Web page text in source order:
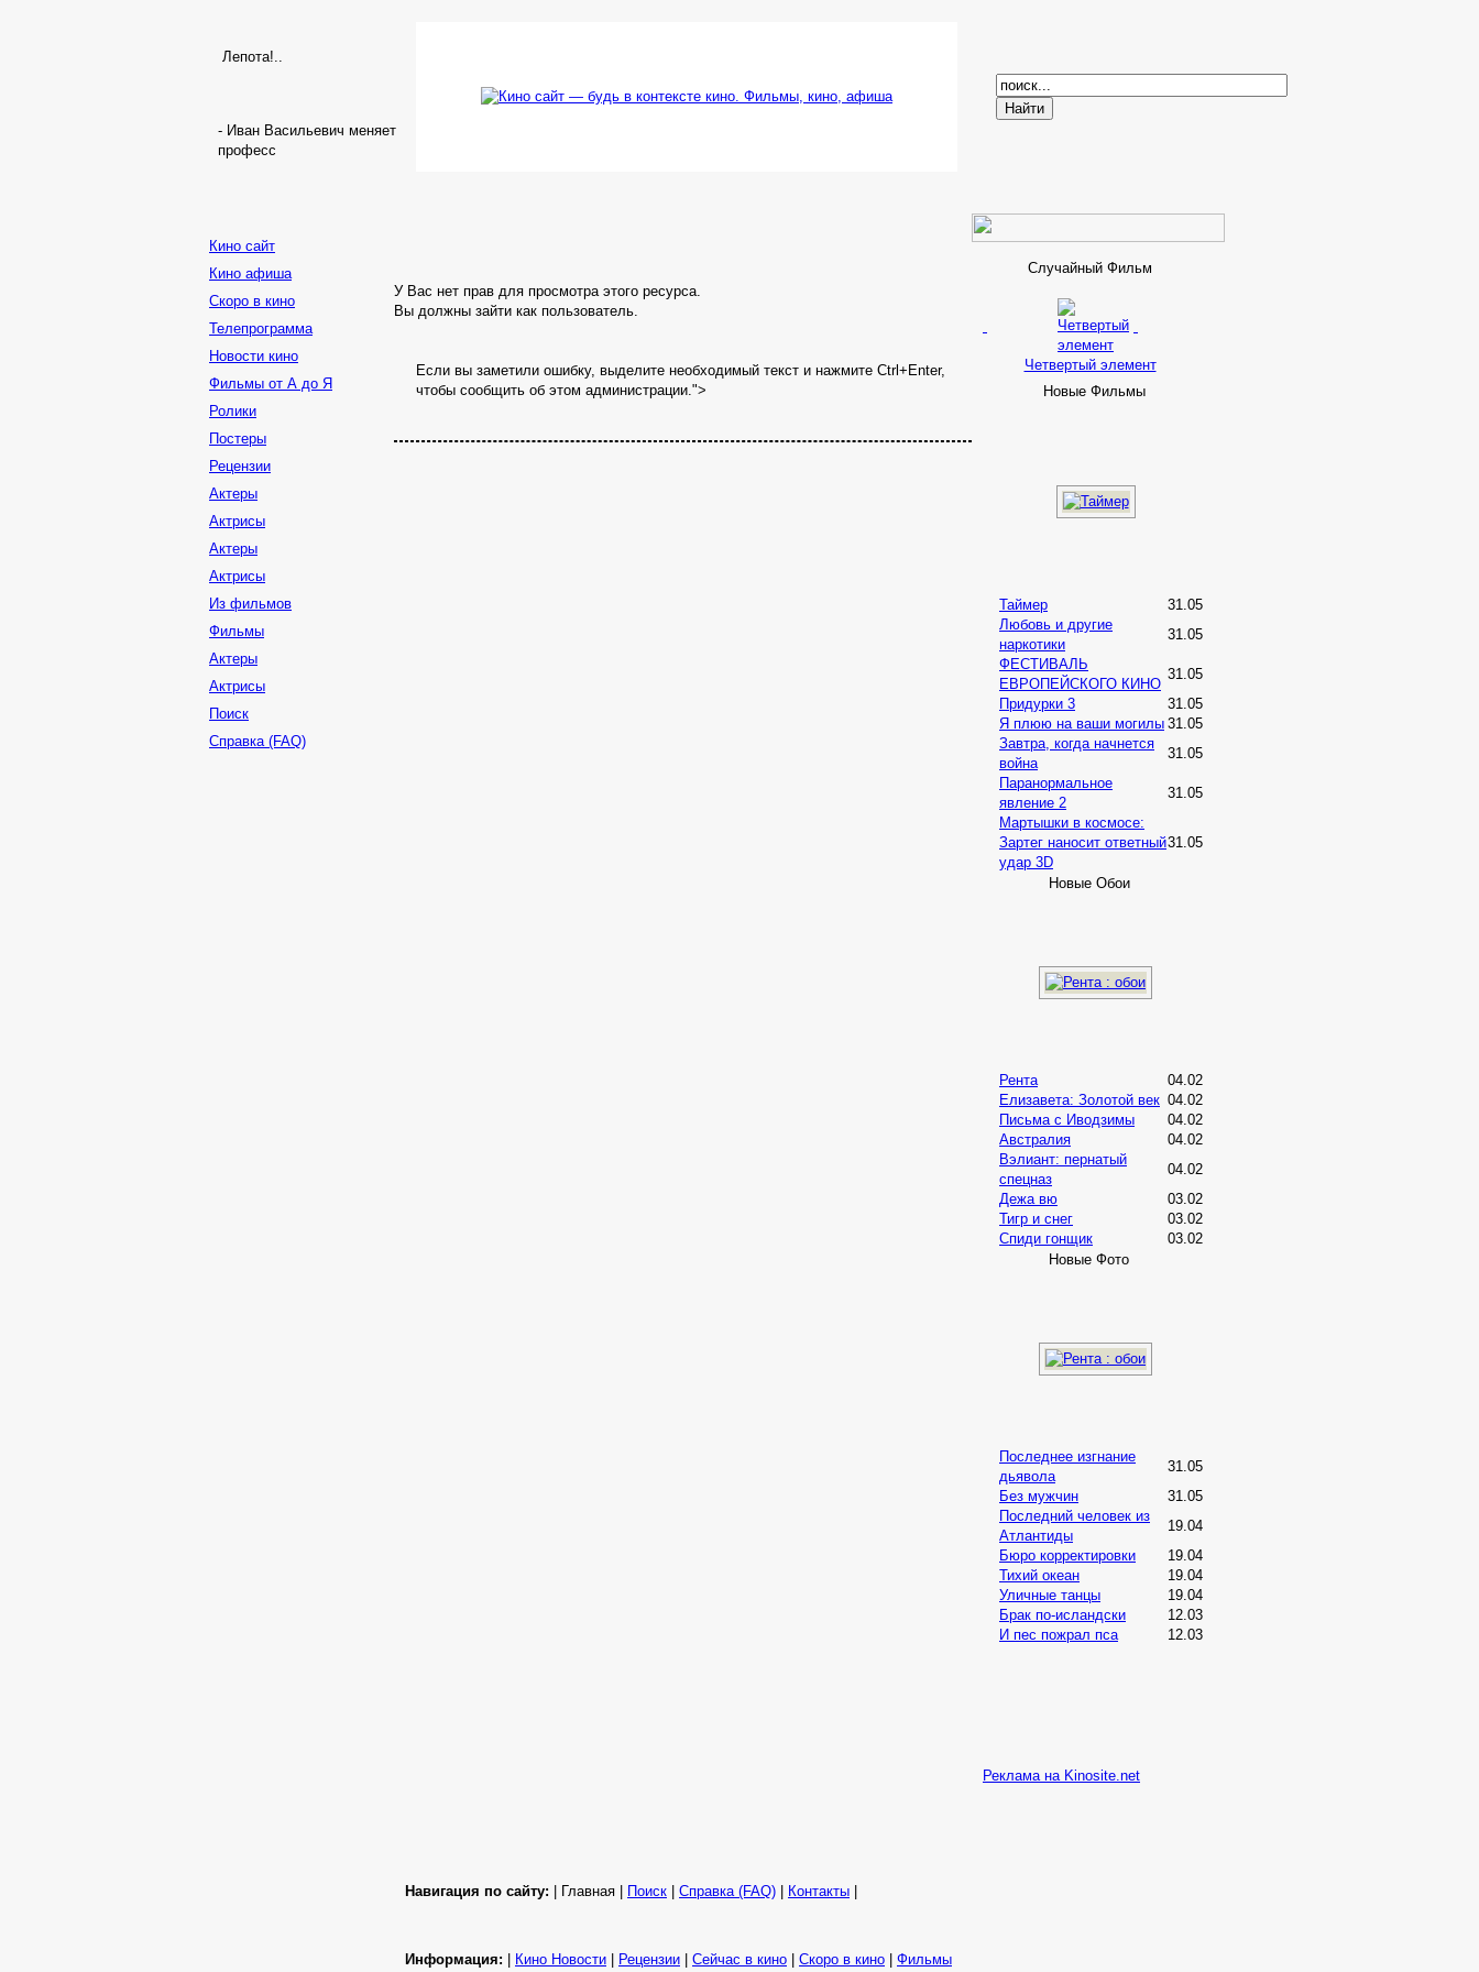
Лепота!..
- Иван Васильевич меняет
професс
Кино сайт
Кино афиша
Скоро в кино
Телепрограмма
Новости кино
Фильмы от А до Я
Ролики
Постеры
Рецензии
Актеры
Актрисы
Актеры
Актрисы
Из фильмов
Фильмы
Актеры
Актрисы
Поиск
Справка (FAQ)
У Вас нет прав для просмотра этого ресурса.
Вы должны зайти как пользователь.
Если вы заметили ошибку, выделите необходимый текст и нажмите Ctrl+Enter,
чтобы сообщить об этом администрации.">
Случайный Фильм
Четвертый элемент
Новые Фильмы
Таймер
31.05
Любовь и другие
наркотики
31.05
ФЕСТИВАЛЬ
ЕВРОПЕЙСКОГО КИНО
31.05
Придурки 3
31.05
Я плюю на ваши могилы 31.05
Завтра, когда начнется
война
31.05
Паранормальное
явление 2
31.05
Мартышки в космосе:
Зартег наносит ответный
удар 3D
31.05
Новые Обои
Рента
04.02
Елизавета: Золотой век 04.02
Письма с Иводзимы
04.02
Австралия
04.02
Вэлиант: пернатый
спецназ
04.02
Дежа вю
03.02
Тигр и снег
03.02
Спиди гонщик
03.02
Новые Фото
Последнее изгнание
дьявола
31.05
Без мужчин
31.05
Последний человек из
Атлантиды
19.04
Бюро корректировки
19.04
Тихий океан
19.04
Уличные танцы
19.04
Брак по-исландски
12.03
И пес пожрал пса
12.03
Реклама на Kinosite.net
Навигация по сайту: | Главная | Поиск Справка (FAQ) Контакты
Информация: Кино Новости Рецензии Сейчас в кино Скоро в кино
Фильмы